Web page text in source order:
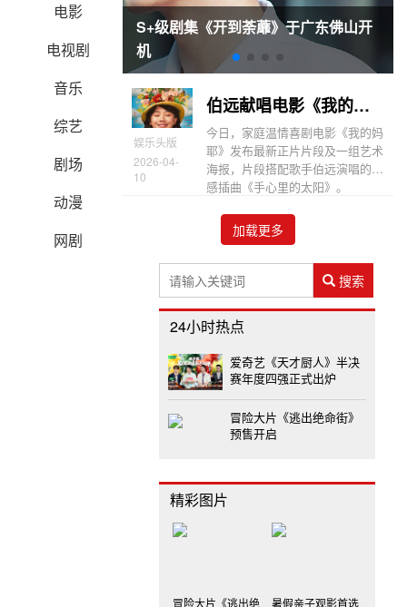
电影
电视剧
音乐
综艺
剧场
动漫
网剧
S+级剧集《开到荼蘼》于广东佛山开
机
娱乐头版
2026-04-
10
伯远献唱电影《我的妈耶》插曲《手心里的太阳》
今日，家庭温情喜剧电影《我的妈
耶》发布最新正片片段及一组艺术
海报，片段搭配歌手伯远演唱的情
感插曲《手心里的太阳》。
加载更多
搜索
24小时热点
爱奇艺《天才厨人》半决
赛年度四强正式出炉
冒险大片《逃出绝命街》
预售开启
精彩图片
冒险大片《逃出绝
暑假亲子观影首选